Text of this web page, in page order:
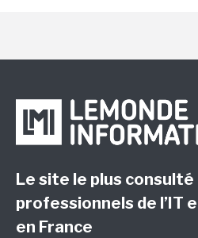
Le site le plus consulté
professionnels de l’IT
en France